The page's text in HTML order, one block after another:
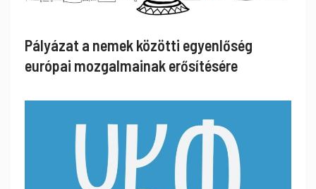
Pályázat a nemek közötti egyenlőség
európai mozgalmainak erősítésére